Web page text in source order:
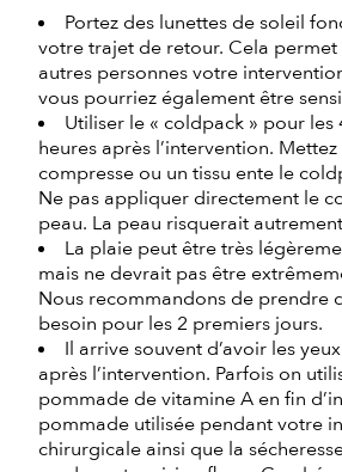
Portez des lunettes de soleil
votre trajet de retour. Cela
autres personnes votre
vous pourriez également être
Utiliser le « coldpack » pour les
heures après l’intervention.
compresse ou un tissu ente le
Ne pas appliquer directement le
peau. La peau risquerait
La plaie peut être très
mais ne devrait pas être
Nous recommandons de prendre
besoin pour les 2 premiers jours.
Il arrive souvent d’avoir les
après l’intervention. Parfois on
pommade de vitamine A en fin
pommade utilisée pendant votre
chirurgicale ainsi que la